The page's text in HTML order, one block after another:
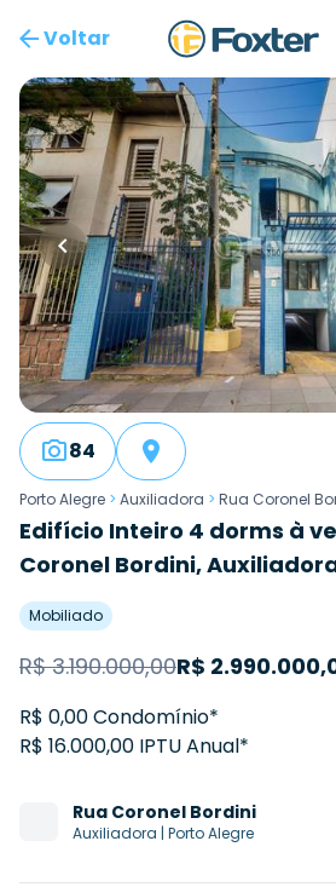
Voltar
84
Porto Alegre > Auxiliadora > Rua Coronel
Edifício Inteiro 4 dorms à
Coronel Bordini,
Mobiliado
R$3.190.000,00R$
R$ 0,00 Condomínio*
R$ 16.000,00 IPTU Anual*
Rua Coronel Bordini
Auxiliadora | Porto Alegre